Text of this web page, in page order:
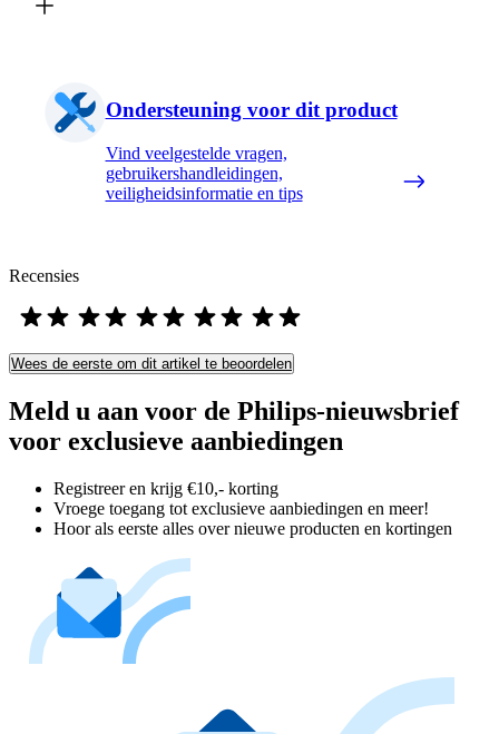
Ondersteuning voor dit product
Vind veelgestelde vragen,
gebruikershandleidingen,
veiligheidsinformatie en tips
Recensies
Wees de eerste om dit artikel te beoordelen
Meld u aan voor de Philips-nieuwsbrief
voor exclusieve aanbiedingen
Registreer en krijg €10,- korting
Vroege toegang tot exclusieve aanbiedingen en meer!
Hoor als eerste alles over nieuwe producten en kortingen